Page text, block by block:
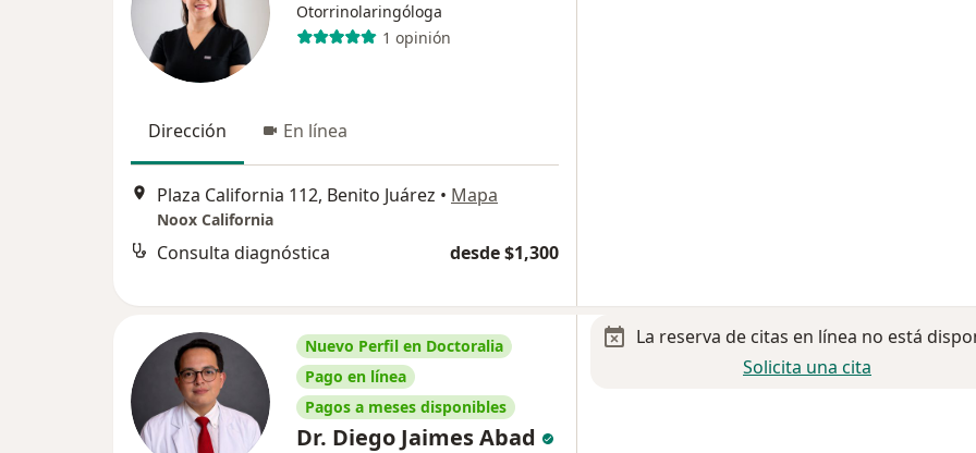
Otorrinolaringóloga
1 opinión
Dirección En línea
Plaza California 112, Benito Juárez • Mapa
Noox California
Consulta diagnóstica desde $1,300
Nuevo Perfil en Doctoralia
Pago en línea
Pagos a meses disponibles
Dr. Diego Jaimes Abad
La reserva de citas en línea no está
Solicita una cita